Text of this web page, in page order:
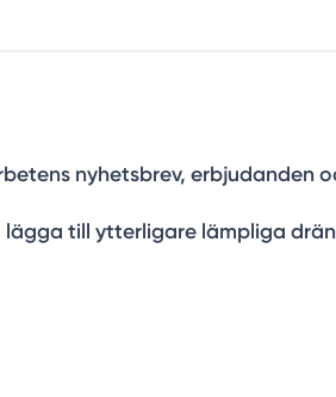
nyhetsbrev, erbjudanden
till ytterligare lämpliga